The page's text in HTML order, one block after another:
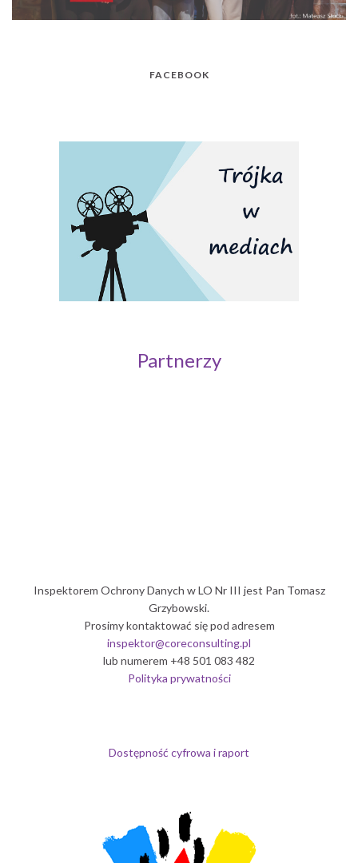
FACEBOOK
Partnerzy
Inspektorem Ochrony Danych w LO Nr III jest Pan Tomasz
Grzybowski.
Prosimy kontaktować się pod adresem
inspektor@coreconsulting.pl
lub numerem +48 501 083 482
Polityka prywatności
Dostępność cyfrowa i raport